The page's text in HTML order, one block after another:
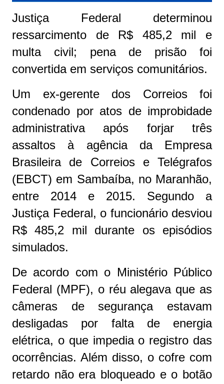
Justiça Federal determinou
ressarcimento de R$ 485,2 mil e
multa civil; pena de prisão foi
convertida em serviços comunitários.
Um ex-gerente dos Correios foi
condenado por atos de improbidade
administrativa após forjar três
assaltos à agência da Empresa
Brasileira de Correios e Telégrafos
(EBCT) em Sambaíba, no Maranhão,
entre 2014 e 2015. Segundo a
Justiça Federal, o funcionário desviou
R$ 485,2 mil durante os episódios
simulados.
De acordo com o Ministério Público
Federal (MPF), o réu alegava que as
câmeras de segurança estavam
desligadas por falta de energia
elétrica, o que impedia o registro das
ocorrências. Além disso, o cofre com
retardo não era bloqueado e o botão